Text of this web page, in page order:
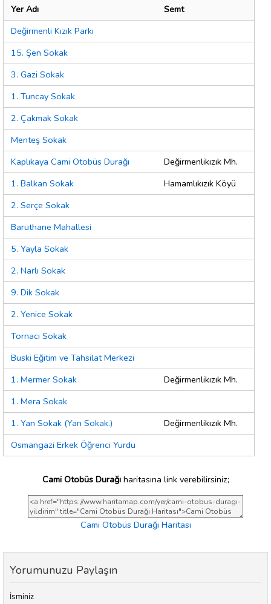
Yer Adı
Semt
Değirmenli Kızık Parkı
15. Şen Sokak
3. Gazi Sokak
1. Tuncay Sokak
2. Çakmak Sokak
Menteş Sokak
Kaplıkaya Cami Otobüs Durağı
Değirmenlikızık Mh.
1. Balkan Sokak
Hamamlıkızık Köyü
2. Serçe Sokak
Baruthane Mahallesi
5. Yayla Sokak
2. Narlı Sokak
9. Dik Sokak
2. Yenice Sokak
Tornacı Sokak
Buski Eğitim ve Tahsilat Merkezi
1. Mermer Sokak
Değirmenlikızık Mh.
1. Mera Sokak
1. Yan Sokak (Yan Sokak.)
Değirmenlikızık Mh.
Osmangazi Erkek Öğrenci Yurdu
Cami Otobüs Durağıharitasına link verebilirsiniz;
Cami Otobüs Durağı Haritası
Yorumunuzu Paylaşın
İsminiz